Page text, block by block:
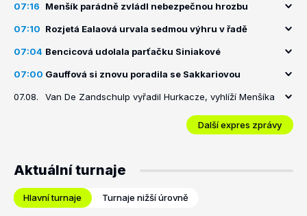
07:16 Menšík parádně zvládl nebezpečnou hrozbu
07:10 Rozjetá Ealaová urvala sedmou výhru v řadě
07:04 Bencicová udolala parťačku Siniakové
07:00 Gauffová si znovu poradila se Sakkariovou
07.08. Van De Zandschulp vyřadil Hurkacze, vyhlíží Menšíka
Další expres zprávy
Aktuální turnaje
Hlavní turnaje Turnaje nižší úrovně